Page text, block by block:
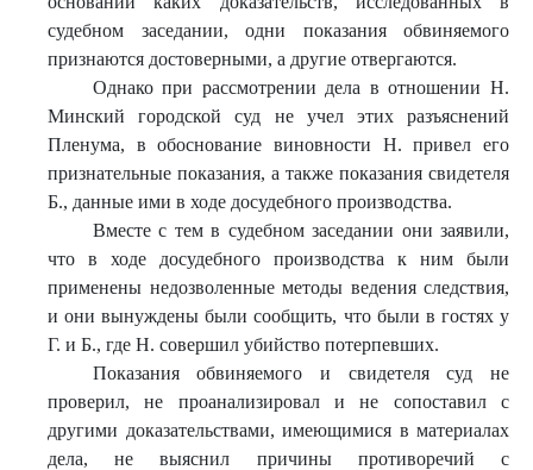
судебном заседании, одни показания обвиняемого
признаются достоверными, а другие отвергаются.
Однако при рассмотрении дела в отношении Н.
Минский городской суд не учел этих разъяснений
Пленума, в обоснование виновности Н. привел его
признательные показания, а также показания свидетеля
Б., данные ими в ходе досудебного производства.
Вместе с тем в судебном заседании они заявили,
что в ходе досудебного производства к ним были
применены недозволенные методы ведения следствия,
и они вынуждены были сообщить, что были в гостях у
Г. и Б., где Н. совершил убийство потерпевших.
Показания обвиняемого и свидетеля суд не
проверил, не проанализировал и не сопоставил с
другими доказательствами, имеющимися в материалах
дела, не выяснил причины противоречий с